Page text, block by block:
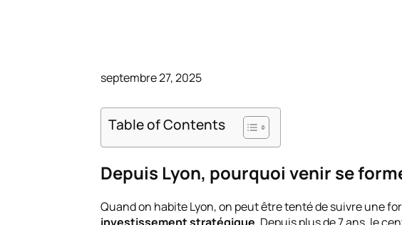
septembre 27, 2025
Table of Contents
Depuis Lyon, pourquoi venir se
Quand on habite Lyon, on peut être tenté de suivre une